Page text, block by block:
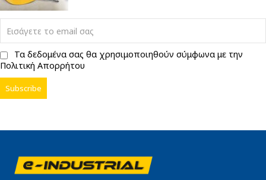
Τα δεδομένα σας θα χρησιμοποιηθούν σύμφωνα με την
Πολιτική Απορρήτου